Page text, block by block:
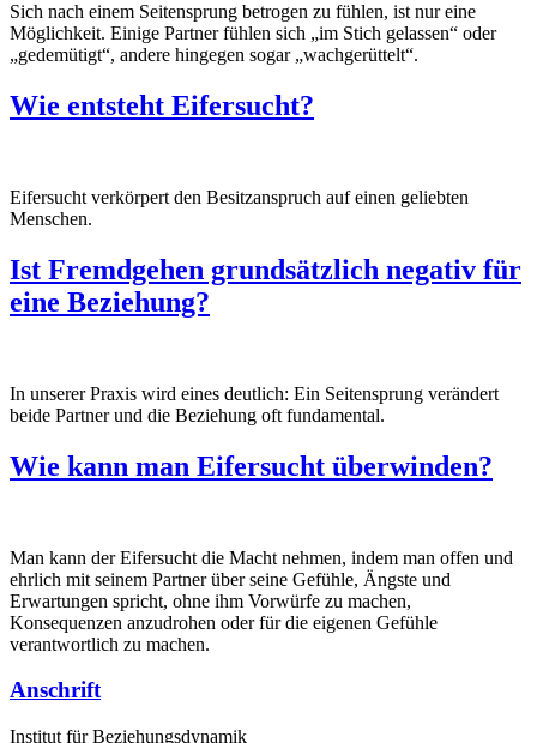
Sich nach einem Seitensprung betrogen zu fühlen, ist nur eine
Möglichkeit. Einige Partner fühlen sich „im Stich gelassen“ oder
„gedemütigt“, andere hingegen sogar „wachgerüttelt“.
Wie entsteht Eifersucht?
Eifersucht verkörpert den Besitzanspruch auf einen geliebten
Menschen.
Ist Fremdgehen grundsätzlich negativ für
eine Beziehung?
In unserer Praxis wird eines deutlich: Ein Seitensprung verändert
beide Partner und die Beziehung oft fundamental.
Wie kann man Eifersucht überwinden?
Man kann der Eifersucht die Macht nehmen, indem man offen und
ehrlich mit seinem Partner über seine Gefühle, Ängste und
Erwartungen spricht, ohne ihm Vorwürfe zu machen,
Konsequenzen anzudrohen oder für die eigenen Gefühle
verantwortlich zu machen.
Anschrift
Institut für Beziehungsdynamik